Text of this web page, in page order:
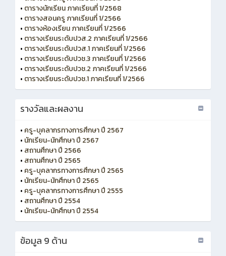
• ตารางนักเรียน ภาคเรียนที่ 1/2568
• ตารางสอนครู ภาคเรียนที่ 1/2566
• ตารางห้องเรียน ภาคเรียนที่ 1/2566
• ตารางเรียนระดับปวส.2 ภาคเรียนที่ 1/2566
• ตารางเรียนระดับปวส.1 ภาคเรียนที่ 1/2566
• ตารางเรียนระดับปวช.3 ภาคเรียนที่ 1/2566
• ตารางเรียนระดับปวช.2 ภาคเรียนที่ 1/2566
• ตารางเรียนระดับปวช.1 ภาคเรียนที่ 1/2566
รางวัลและผลงาน
• ครู-บุคลากรทางการศึกษา ปี 2567
• นักเรียน-นักศึกษา ปี 2567
• สถานศึกษา ปี 2566
• สถานศึกษา ปี 2565
• ครู-บุคลากรทางการศึกษา ปี 2565
• นักเรียน-นักศึกษา ปี 2565
• ครู-บุคลากรทางการศึกษา ปี 2555
• สถานศึกษา ปี 2554
• นักเรียน-นักศึกษา ปี 2554
ข้อมูล 9 ด้าน